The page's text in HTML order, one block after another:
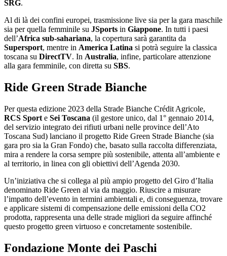
SRG.
Al di là dei confini europei, trasmissione live sia per la gara maschile
sia per quella femminile su JSports in Giappone. In tutti i paesi
dell’Africa sub-sahariana, la copertura sarà garantita da
Supersport, mentre in America Latina si potrà seguire la classica
toscana su DirectTV. In Australia, infine, particolare attenzione
alla gara femminile, con diretta su SBS.
Ride Green Strade Bianche
Per questa edizione 2023 della Strade Bianche Crédit Agricole,
RCS Sport e Sei Toscana (il gestore unico, dal 1° gennaio 2014,
del servizio integrato dei rifiuti urbani nelle province dell’Ato
Toscana Sud) lanciano il progetto Ride Green Strade Bianche (sia
gara pro sia la Gran Fondo) che, basato sulla raccolta differenziata,
mira a rendere la corsa sempre più sostenibile, attenta all’ambiente e
al territorio, in linea con gli obiettivi dell’Agenda 2030.
Un’iniziativa che si collega al più ampio progetto del Giro d’Italia
denominato Ride Green al via da maggio. Riuscire a misurare
l’impatto dell’evento in termini ambientali e, di conseguenza, trovare
e applicare sistemi di compensazione delle emissioni della CO2
prodotta, rappresenta una delle strade migliori da seguire affinché
questo progetto green virtuoso e concretamente sostenibile.
Fondazione Monte dei Paschi